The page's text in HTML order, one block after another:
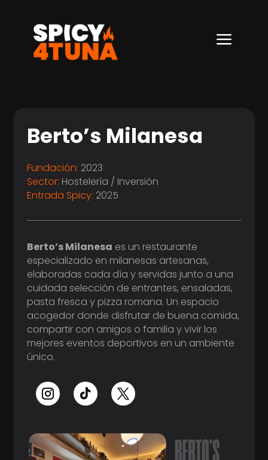
a
Berto’s Milanesa
Fundación: 2023
Sector: Hostelería / Inversión
Entrada Spicy: 2025
Berto’s Milanesa es un restaurante
especializado en milanesas artesanas,
elaboradas cada día y servidas junto a una
cuidada selección de entrantes, ensaladas,
pasta fresca y pizza romana. Un espacio
acogedor donde disfrutar de buena comida,
compartir con amigos o familia y vivir los
mejores eventos deportivos en un ambiente
único.